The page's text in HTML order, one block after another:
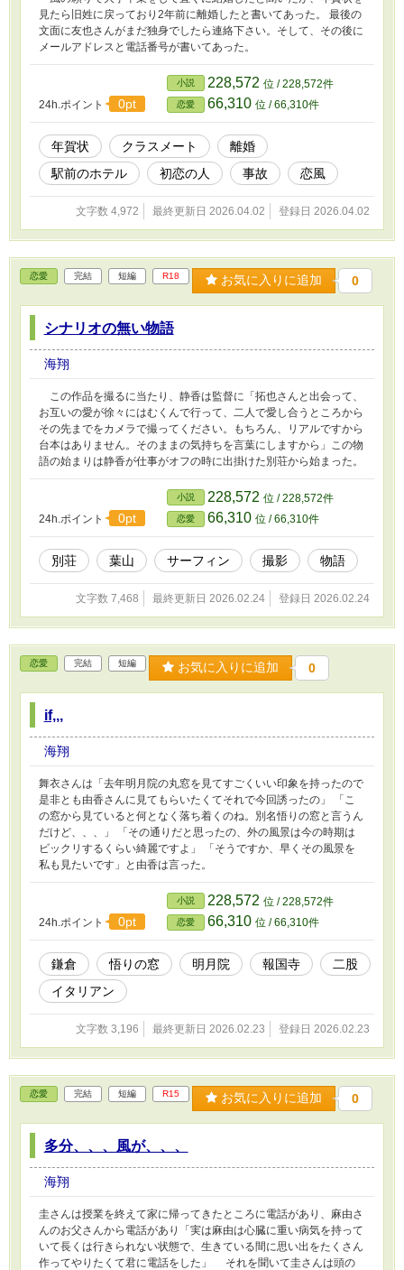
見たら旧姓に戻っており2年前に離婚したと書いてあった。 最後の
文面に友也さんがまだ独身でしたら連絡下さい。そして、その後に
メールアドレスと電話番号が書いてあった。
24h.ポイント 0pt
小説 228,572 位 / 228,572件
恋愛 66,310 位 / 66,310件
年賀状 クラスメート
離婚
駅前のホテル
初恋の人 事故 恋風
文字数 4,972 最終更新日 2026.04.02 登録日 2026.04.02
恋愛 完結 短編 R18 お気に入りに追加 0
シナリオの無い物語
海翔
この作品を撮るに当たり、静香は監督に「拓也さんと出会って、
お互いの愛が徐々にはむくんで行って、二人で愛し合うところから
その先までをカメラで撮ってください。もちろん、リアルですから
台本はありません。そのままの気持ちを言葉にしますから」この物
語の始まりは静香が仕事がオフの時に出掛けた別荘から始まった。
24h.ポイント 0pt
小説 228,572 位 / 228,572件
恋愛 66,310 位 / 66,310件
別荘 葉山 サーフィン 撮影 物語
文字数 7,468 最終更新日 2026.02.24 登録日 2026.02.24
恋愛 完結 短編 お気に入りに追加 0
if,,,
海翔
舞衣さんは「去年明月院の丸窓を見てすごくいい印象を持ったので
是非とも由香さんに見てもらいたくてそれで今回誘ったの」 「こ
の窓から見ていると何となく落ち着くのね。別名悟りの窓と言うん
だけど、、、」 「その通りだと思ったの、外の風景は今の時期は
ビックリするくらい綺麗ですよ」 「そうですか、早くその風景を
私も見たいです」と由香は言った。
24h.ポイント 0pt
小説 228,572 位 / 228,572件
恋愛 66,310 位 / 66,310件
鎌倉 悟りの窓 明月院 報国寺
二股
イタリアン
文字数 3,196 最終更新日 2026.02.23 登録日 2026.02.23
恋愛 完結 短編 R15 お気に入りに追加 0
多分、、、風が、、、
海翔
圭さんは授業を終えて家に帰ってきたところに電話があり、麻由さ
んのお父さんから電話があり「実は麻由は心臓に重い病気を持って
いて長くは行きられない状態で、生きている間に思い出をたくさん
作ってやりたくて君に電話をした」 それを聞いて圭さんは頭の